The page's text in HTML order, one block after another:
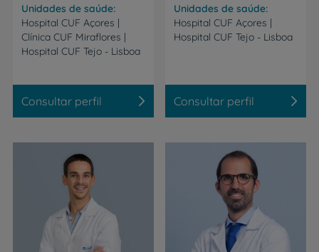
Unidades de saúde
Hospital CUF Açores |
Clínica CUF Miraflores |
Hospital CUF Tejo - Lisboa
Consultar perfil
Unidades de saúde
Hospital CUF Açores |
Hospital CUF Tejo - Lisboa
Consultar perfil